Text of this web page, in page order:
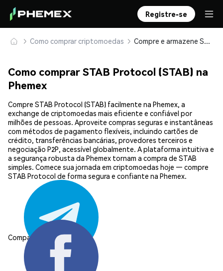
Registre-se
Como comprar criptomoedas Compre e armazene STAB Protocol (STAB) com segurança
Como comprar STAB Protocol (STAB) na
Phemex
Compre STAB Protocol (STAB) facilmente na Phemex, a
exchange de criptomoedas mais eficiente e confiável por
milhões de pessoas. Aproveite compras seguras e instantâneas
com métodos de pagamento flexíveis, incluindo cartões de
crédito, transferências bancárias, provedores terceiros e
negociação P2P, acessível globalmente. A plataforma intuitiva e
a segurança robusta da Phemex tornam a compra de STAB
simples. Comece sua jornada em criptomoedas hoje — compre
STAB Protocol de forma segura e confiante na Phemex.
Compartilhar: